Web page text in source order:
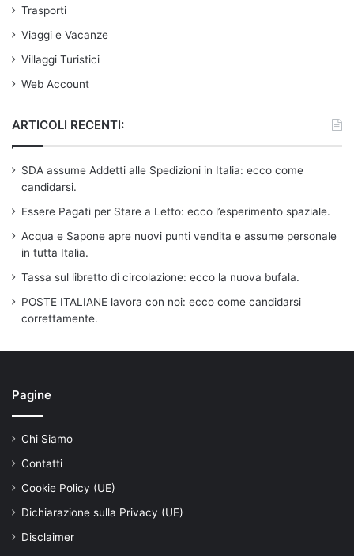
Trasporti
Viaggi e Vacanze
Villaggi Turistici
Web Account
ARTICOLI RECENTI:
SDA assume Addetti alle Spedizioni in Italia: ecco come
candidarsi.
Essere Pagati per Stare a Letto: ecco l’esperimento spaziale.
Acqua e Sapone apre nuovi punti vendita e assume personale
in tutta Italia.
Tassa sul libretto di circolazione: ecco la nuova bufala.
POSTE ITALIANE lavora con noi: ecco come candidarsi
correttamente.
Pagine
Chi Siamo
Contatti
Cookie Policy (UE)
Dichiarazione sulla Privacy (UE)
Disclaimer